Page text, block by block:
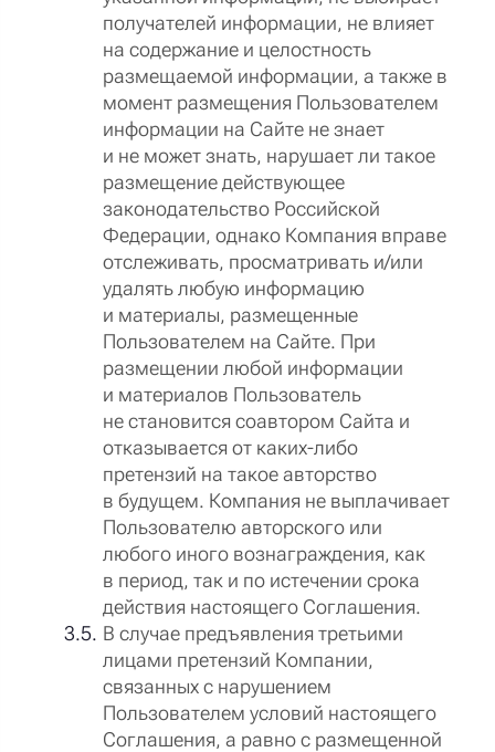
получателей информации, не влияет
на содержание и целостность
размещаемой информации, а также в
момент размещения Пользователем
информации на Сайте не знает
и не может знать, нарушает ли такое
размещение действующее
законодательство Российской
Федерации, однако Компания вправе
отслеживать, просматривать и/или
удалять любую информацию
и материалы, размещенные
Пользователем на Сайте. При
размещении любой информации
и материалов Пользователь
не становится соавтором Сайта и
отказывается от каких-либо
претензий на такое авторство
в будущем. Компания не выплачивает
Пользователю авторского или
любого иного вознаграждения, как
в период, так и по истечении срока
действия настоящего Соглашения.
В случае предъявления третьими
лицами претензий Компании,
связанных с нарушением
Пользователем условий настоящего
Соглашения, а равно с размещенной